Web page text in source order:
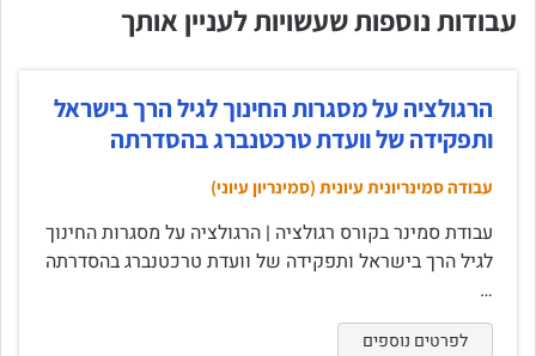
עבודות נוספות שעשויות לעניין אותך
הרגולציה על מסגרות החינוך לגיל הרך בישראל
ותפקידה של וועדת טרכטנברג בהסדרתה
עבודה סמינריונית עיונית (סמינריון עיוני)
עבודת סמינר בקורס רגולציה | הרגולציה על מסגרות החינוך
לגיל הרך בישראל ותפקידה של וועדת טרכטנברג בהסדרתה
…
לפרטים נוספים